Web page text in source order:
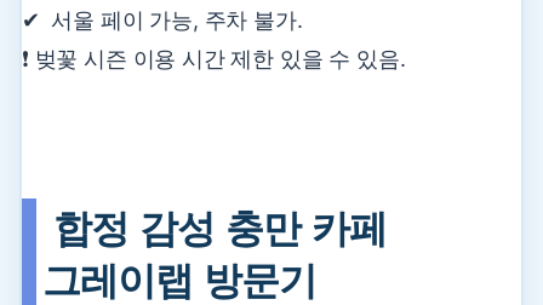
✔ 서울 페이 가능, 주차 불가.
❗ 벚꽃 시즌 이용 시간 제한 있을 수 있음.
합정 감성 충만 카페
그레이랩 방문기